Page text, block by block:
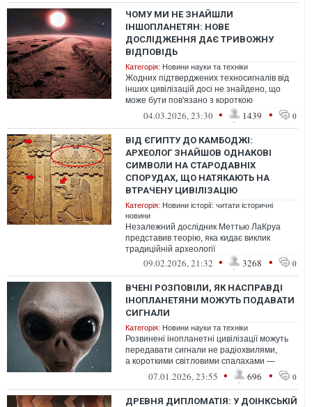
ЧОМУ МИ НЕ ЗНАЙШЛИ
ІНШОПЛАНЕТЯН: НОВЕ
ДОСЛІДЖЕННЯ ДАЄ ТРИВОЖНУ
ВІДПОВІДЬ
Категорія: Новини науки та техніки
Жодних підтверджених техносигналів від
інших цивілізацій досі не знайдено, що
може бути пов'язано з короткою
тривалістю їх існування та можливістю,
04.03.2026, 23:30 • 1439 • 0
ВІД ЄГИПТУ ДО КАМБОДЖІ:
АРХЕОЛОГ ЗНАЙШОВ ОДНАКОВІ
СИМВОЛИ НА СТАРОДАВНІХ
СПОРУДАХ, ЩО НАТЯКАЮТЬ НА
ВТРАЧЕНУ ЦИВІЛІЗАЦІЮ
Категорія: Новини історії: читати історичні
новини
Незалежний дослідник Меттью ЛаКруа
представив теорію, яка кидає виклик
традиційній археології
09.02.2026, 21:32 • 3268 • 0
ВЧЕНІ РОЗПОВІЛИ, ЯК НАСПРАВДІ
ІНОПЛАНЕТЯНИ МОЖУТЬ ПОДАВАТИ
СИГНАЛИ
Категорія: Новини науки та техніки
Розвинені інопланетні цивілізації можуть
передавати сигнали не радіохвилями,
а короткими світловими спалахами —
подібно до того, як на Землі спілкують...
07.01.2026, 23:55 • 696 • 0
ДРЕВНЯ ДИПЛОМАТІЯ: У ДОІНКСЬКІЙ